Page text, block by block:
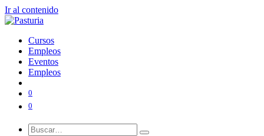
Ir al contenido
Cursos
Empleos
Eventos
Empleos
0
0